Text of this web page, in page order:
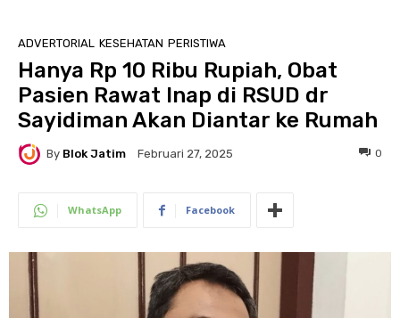
ADVERTORIAL KESEHATAN PERISTIWA
Hanya Rp 10 Ribu Rupiah, Obat
Pasien Rawat Inap di RSUD dr
Sayidiman Akan Diantar ke Rumah
By Blok Jatim Februari 27, 2025 0
WhatsApp Facebook